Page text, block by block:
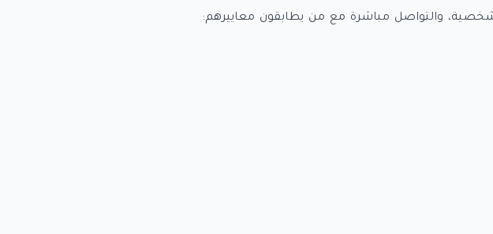
والتواصل مباشرة مع من يطابقون معاييرهم: